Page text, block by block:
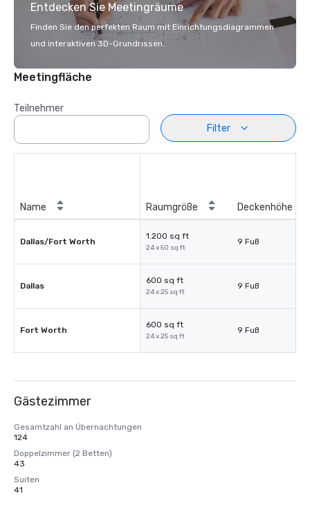
Entdecken Sie Meetingräume
Finden Sie den perfekten Raum mit Einrichtungsdiagrammen
und interaktiven 3D-Grundrissen.
Meetingfläche
Teilnehmer
Filter
Name Raumgröße Deckenhöhe
Dallas/Fort Worth
1.200 sq ft
24 x 50 sq ft
9 Fuß
Dallas
600 sq ft
24 x 25 sq ft
9 Fuß
Fort Worth
600 sq ft
24 x 25 sq ft
9 Fuß
Gästezimmer
Gesamtzahl an Übernachtungen
124
Doppelzimmer (2 Betten)
43
Suiten
41